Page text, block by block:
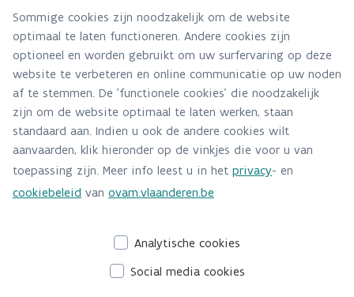
Sommige cookies zijn noodzakelijk om de website
optimaal te laten functioneren. Andere cookies zijn
optioneel en worden gebruikt om uw surfervaring op deze
website te verbeteren en online communicatie op uw noden
af te stemmen. De 'functionele cookies' die noodzakelijk
zijn om de website optimaal te laten werken, staan
standaard aan. Indien u ook de andere cookies wilt
aanvaarden, klik hieronder op de vinkjes die voor u van
toepassing zijn. Meer info leest u in het privacy- en
cookiebeleid van ovam.vlaanderen.be
Analytische cookies
Social media cookies